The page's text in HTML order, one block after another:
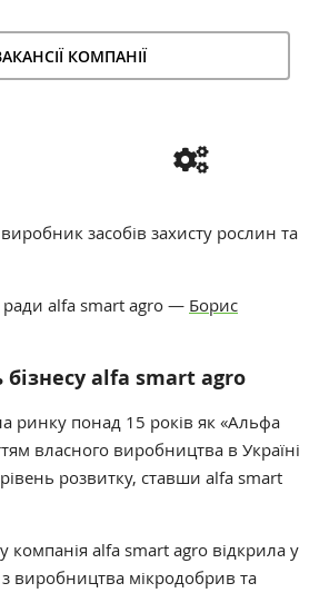
КОМПАНІЇ
засобів захисту рослин та
ради alfa smart agro — Борис
alfa smart agro
ринку понад 15 років як «Альфа
власного виробництва в Україні
розвитку, ставши alfa smart
компанія alfa smart agro відкрила у
з виробництва мікродобрив та